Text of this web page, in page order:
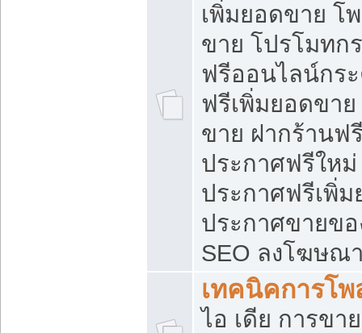
เพิ่มยอดขาย โ
ขาย โปรโมทก
ฟรีออนไลน์กร
ฟรีเพิ่มยอดขา
ขาย ฝากร้านฟ
ประกาศฟรีใหม่
ประกาศฟรีเพิ่
ประกาศขายข
SEO ลงโฆษณ
เทคนิคการโ
ไอ เดีย การขา